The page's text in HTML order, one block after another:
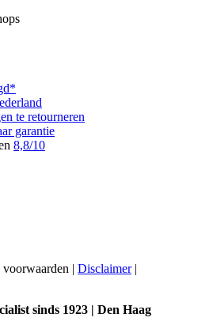
te retourneren
garantie
8,8/10
| Disclaimer|
sinds 1923 | Den Haag